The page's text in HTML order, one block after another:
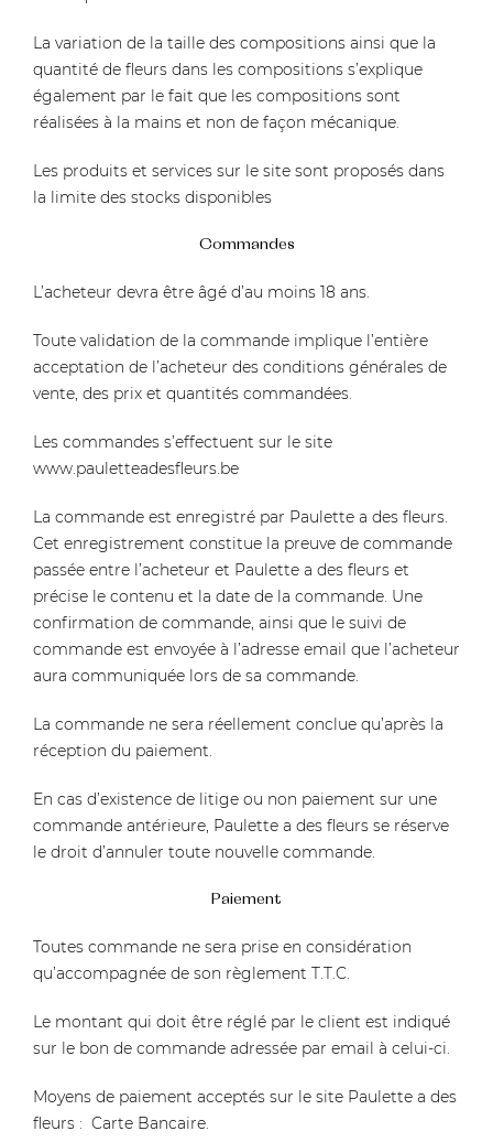
La variation de la taille des compositions ainsi que la
quantité de fleurs dans les compositions s’explique
également par le fait que les compositions sont
réalisées à la mains et non de façon mécanique.
Les produits et services sur le site sont proposés dans
la limite des stocks disponibles
Commandes
L’acheteur devra être âgé d’au moins 18 ans.
Toute validation de la commande implique l’entière
acceptation de l’acheteur des conditions générales de
vente, des prix et quantités commandées.
Les commandes s’effectuent sur le site
www.pauletteadesfleurs.be
La commande est enregistré par Paulette a des fleurs.
Cet enregistrement constitue la preuve de commande
passée entre l’acheteur et Paulette a des fleurs et
précise le contenu et la date de la commande. Une
confirmation de commande, ainsi que le suivi de
commande est envoyée à l’adresse email que l’acheteur
aura communiquée lors de sa commande.
La commande ne sera réellement conclue qu’après la
réception du paiement.
En cas d’existence de litige ou non paiement sur une
commande antérieure, Paulette a des fleurs se réserve
le droit d’annuler toute nouvelle commande.
Paiement
Toutes commande ne sera prise en considération
qu’accompagnée de son règlement T.T.C.
Le montant qui doit être réglé par le client est indiqué
sur le bon de commande adressée par email à celui-ci.
Moyens de paiement acceptés sur le site Paulette a des
fleurs : Carte Bancaire.